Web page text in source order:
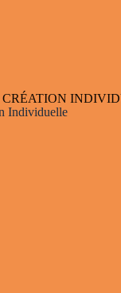
CRÉATION
Individuelle